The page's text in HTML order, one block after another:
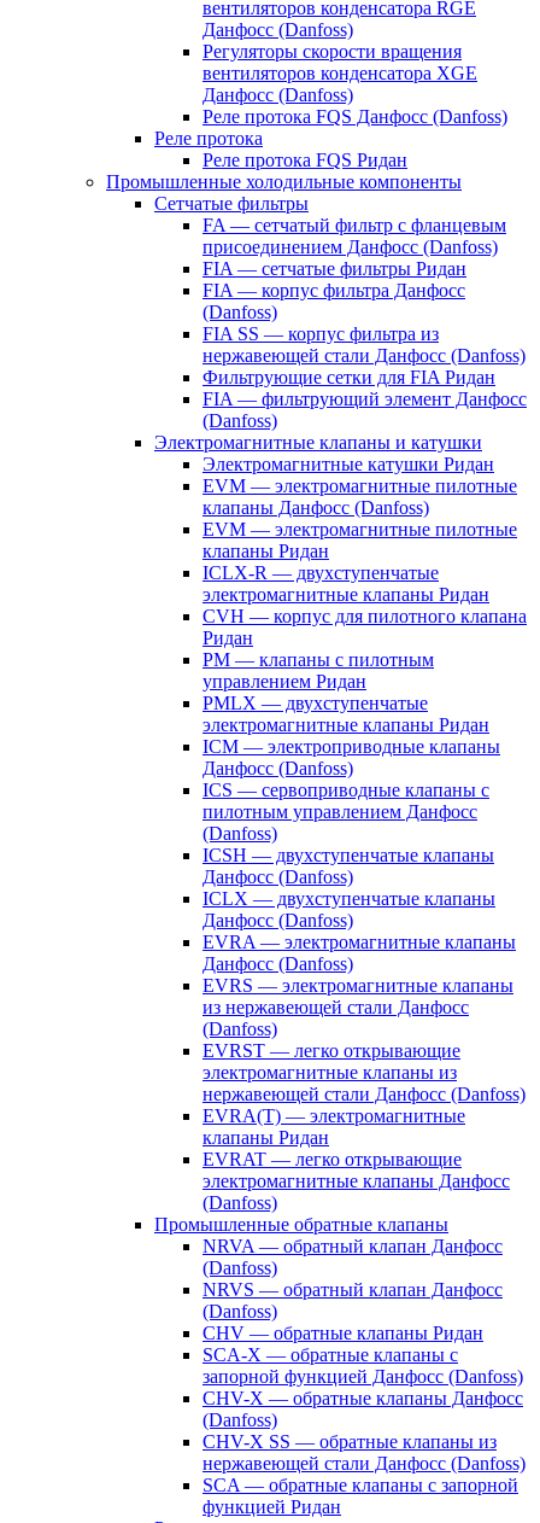
вентиляторов конденсатора RGE
Данфосс (Danfoss)
Регуляторы скорости вращения
вентиляторов конденсатора XGE
Данфосс (Danfoss)
Реле протока FQS Данфосс (Danfoss)
Реле протока
Реле протока FQS Ридан
Промышленные холодильные компоненты
Сетчатые фильтры
FA — сетчатый фильтр с фланцевым
присоединением Данфосс (Danfoss)
FIA — сетчатые фильтры Ридан
FIA — корпус фильтра Данфосс
(Danfoss)
FIA SS — корпус фильтра из
нержавеющей стали Данфосс (Danfoss)
Фильтрующие сетки для FIA Ридан
FIA — фильтрующий элемент Данфосс
(Danfoss)
Электромагнитные клапаны и катушки
Электромагнитные катушки Ридан
EVM — электромагнитные пилотные
клапаны Данфосс (Danfoss)
EVM — электромагнитные пилотные
клапаны Ридан
ICLX-R — двухступенчатые
электромагнитные клапаны Ридан
CVH — корпус для пилотного клапана
Ридан
PM — клапаны с пилотным
управлением Ридан
PMLX — двухступенчатые
электромагнитные клапаны Ридан
ICM — электроприводные клапаны
Данфосс (Danfoss)
ICS — сервоприводные клапаны с
пилотным управлением Данфосс
(Danfoss)
ICSH — двухступенчатые клапаны
Данфосс (Danfoss)
ICLX — двухступенчатые клапаны
Данфосс (Danfoss)
EVRA — электромагнитные клапаны
Данфосс (Danfoss)
EVRS — электромагнитные клапаны
из нержавеющей стали Данфосс
(Danfoss)
EVRST — легко открывающие
электромагнитные клапаны из
нержавеющей стали Данфосс (Danfoss)
EVRA(T) — электромагнитные
клапаны Ридан
EVRAT — легко открывающие
электромагнитные клапаны Данфосс
(Danfoss)
Промышленные обратные клапаны
NRVA — обратный клапан Данфосс
(Danfoss)
NRVS — обратный клапан Данфосс
(Danfoss)
CHV — обратные клапаны Ридан
SCA-X — обратные клапаны с
запорной функцией Данфосс (Danfoss)
CHV-X — обратные клапаны Данфосс
(Danfoss)
CHV-X SS — обратные клапаны из
нержавеющей стали Данфосс (Danfoss)
SCA — обратные клапаны с запорной
функцией Ридан